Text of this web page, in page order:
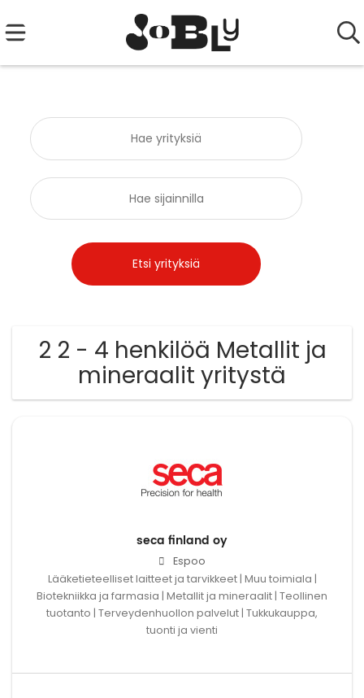
2 2 - 4 henkilöä Metallit ja
mineraalit yritystä
seca finland oy
Espoo
Lääketieteelliset laitteet ja tarvikkeet | Muu toimiala |
Biotekniikka ja farmasia | Metallit ja mineraalit | Teollinen
tuotanto | Terveydenhuollon palvelut | Tukkukauppa,
tuonti ja vienti